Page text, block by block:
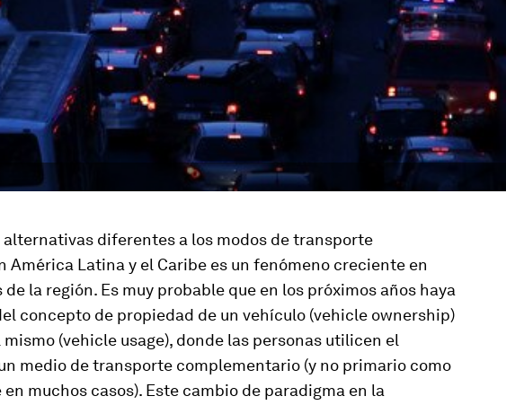
alternativas diferentes a los modos de transporte
América Latina y el Caribe es un fenómeno creciente en
la región. Es muy probable que en los próximos años haya
concepto de propiedad de un vehículo (vehicle ownership)
mismo (vehicle usage), donde las personas utilicen el
medio de transporte complementario (y no primario como
muchos casos). Este cambio de paradigma en la